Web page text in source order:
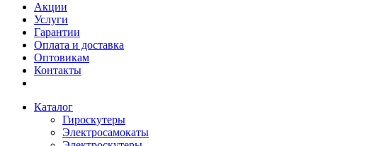
Акции
Услуги
Гарантии
Оплата и доставка
Оптовикам
Контакты
Каталог
Гироскутеры
Электросамокаты